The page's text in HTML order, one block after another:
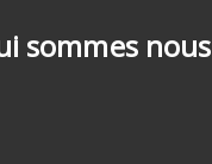
sommes nous